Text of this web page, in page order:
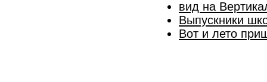
вид на
Выпускники
Вот и лето